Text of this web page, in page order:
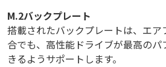
M.2バックプレート
搭載されたバックプレートは、エ
合でも、高性能ドライブが最高の
きるようサポートします。